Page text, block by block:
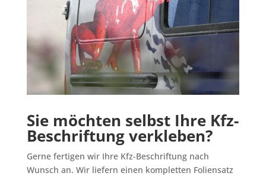
Sie möchten selbst Ihre Kfz-
Beschriftung verkleben?
Gerne fertigen wir Ihre Kfz-Beschriftung nach
Wunsch an. Wir liefern einen kompletten Foliensatz